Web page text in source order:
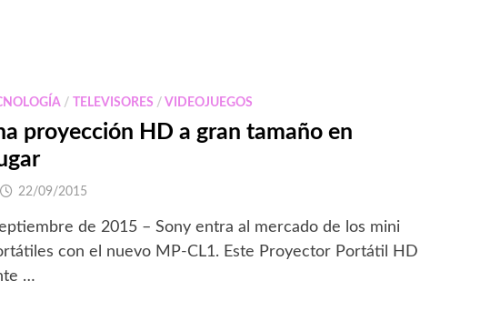
/ TELEVISORES / VIDEOJUEGOS
proyección HD a gran tamaño en
22/09/2015
de 2015 – Sony entra al mercado de los mini
con el nuevo MP-CL1. Este Proyector Portátil HD
…